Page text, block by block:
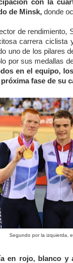
con la
de Minsk, donde
de rendimiento,
carrera ciclista
uno de los pilares
por sus medallas
en el equipo,
fase de su
Segundo por la izquierda,
en rojo, blanco y